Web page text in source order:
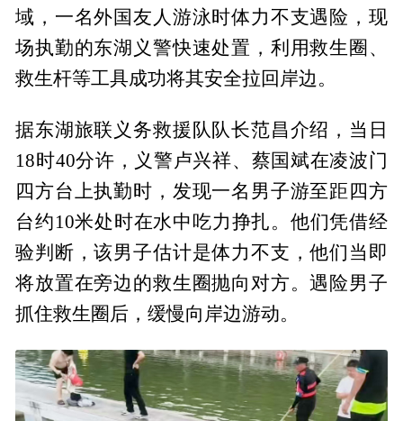
域，一名外国友人游泳时体力不支遇险，现
场执勤的东湖义警快速处置，利用救生圈、
救生杆等工具成功将其安全拉回岸边。
据东湖旅联义务救援队队长范昌介绍，当日
18时40分许，义警卢兴祥、蔡国斌在凌波门
四方台上执勤时，发现一名男子游至距四方
台约10米处时在水中吃力挣扎。他们凭借经
验判断，该男子估计是体力不支，他们当即
将放置在旁边的救生圈抛向对方。遇险男子
抓住救生圈后，缓慢向岸边游动。